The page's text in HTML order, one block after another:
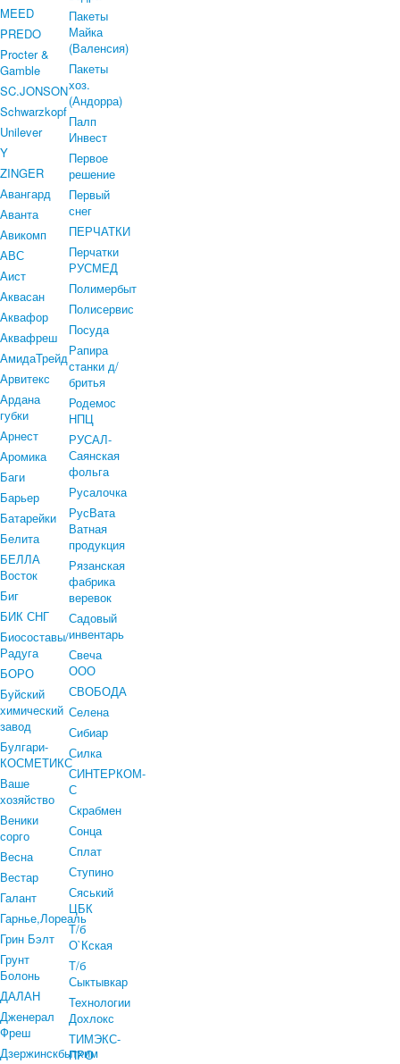
MEED
PREDO
Procter &
Gamble
SC.JONSON
Schwarzkopf
Unilever
Y
ZINGER
Авангард
Аванта
Авикомп
АВС
Аист
Аквасан
Аквафор
Аквафреш
АмидаТрейд
Арвитекс
Ардана
губки
Арнест
Аромика
Баги
Барьер
Батарейки
Белита
БЕЛЛА
Восток
Биг
БИК СНГ
Биосоставы/
Радуга
БОРО
Буйский
химический
завод
Булгари-
КОСМЕТИКС
Ваше
хозяйство
Веники
сорго
Весна
Вестар
Галант
Гарнье,Лореаль
Грин Бэлт
Грунт
Болонь
ДАЛАН
Дженерал
Фреш
Дзержинскбытхим
Пакеты
Майка
(Валенсия)
Пакеты
хоз.
(Андорра)
Палп
Инвест
Первое
решение
Первый
снег
ПЕРЧАТКИ
Перчатки
РУСМЕД
Полимербыт
Полисервис
Посуда
Рапира
станки д/
бритья
Родемос
НПЦ
РУСАЛ-
Саянская
фольга
Русалочка
РусВата
Ватная
продукция
Рязанская
фабрика
веревок
Садовый
инвентарь
Свеча
ООО
СВОБОДА
Селена
Сибиар
Силка
СИНТЕРКОМ-
С
Скрабмен
Сонца
Сплат
Ступино
Сяський
ЦБК
Т/б
О`Кская
Т/б
Сыктывкар
Технологии
Дохлокс
ТИМЭКС-
ПРО